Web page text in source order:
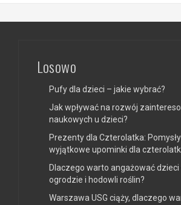
Losowo
Pufy dla dzieci – jakie wybrać?
Jak wpływać na rozwój
naukowych u dzieci?
Prezenty dla Czterolatka:
wyjątkowe upominki dla
Dlaczego warto angażować dzieci
ogrodzie i hodowli roślin?
Warszawa USG ciąży, dlaczego